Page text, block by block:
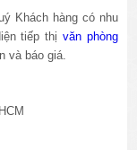
Khách hàng có nhu
tiếp thị văn phòng
và báo giá.